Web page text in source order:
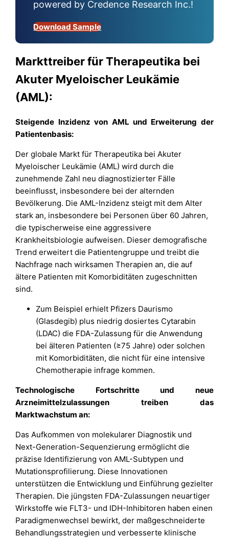
powered by Credence Research Inc.!
Download Sample
Markttreiber für Therapeutika bei
Akuter Myeloischer Leukämie
(AML):
Steigende Inzidenz von AML und Erweiterung der
Patientenbasis:
Der globale Markt für Therapeutika bei Akuter
Myeloischer Leukämie (AML) wird durch die
zunehmende Zahl neu diagnostizierter Fälle
beeinflusst, insbesondere bei der alternden
Bevölkerung. Die AML-Inzidenz steigt mit dem Alter
stark an, insbesondere bei Personen über 60 Jahren,
die typischerweise eine aggressivere
Krankheitsbiologie aufweisen. Dieser demografische
Trend erweitert die Patientengruppe und treibt die
Nachfrage nach wirksamen Therapien an, die auf
ältere Patienten mit Komorbiditäten zugeschnitten
sind.
Zum Beispiel erhielt Pfizers Daurismo
(Glasdegib) plus niedrig dosiertes Cytarabin
(LDAC) die FDA-Zulassung für die Anwendung
bei älteren Patienten (≥75 Jahre) oder solchen
mit Komorbiditäten, die nicht für eine intensive
Chemotherapie infrage kommen.
Technologische Fortschritte und neue
Arzneimittelzulassungen treiben das
Marktwachstum an:
Das Aufkommen von molekularer Diagnostik und
Next-Generation-Sequenzierung ermöglicht die
präzise Identifizierung von AML-Subtypen und
Mutationsprofilierung. Diese Innovationen
unterstützen die Entwicklung und Einführung gezielter
Therapien. Die jüngsten FDA-Zulassungen neuartiger
Wirkstoffe wie FLT3- und IDH-Inhibitoren haben einen
Paradigmenwechsel bewirkt, der maßgeschneiderte
Behandlungsstrategien und verbesserte klinische